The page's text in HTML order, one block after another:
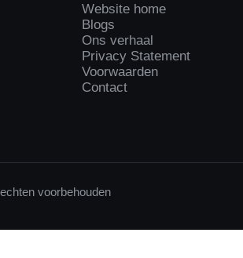
Website home
Blogs
Ons verhaal
Privacy Statement
Voorwaarden
Contact
voorbehouden